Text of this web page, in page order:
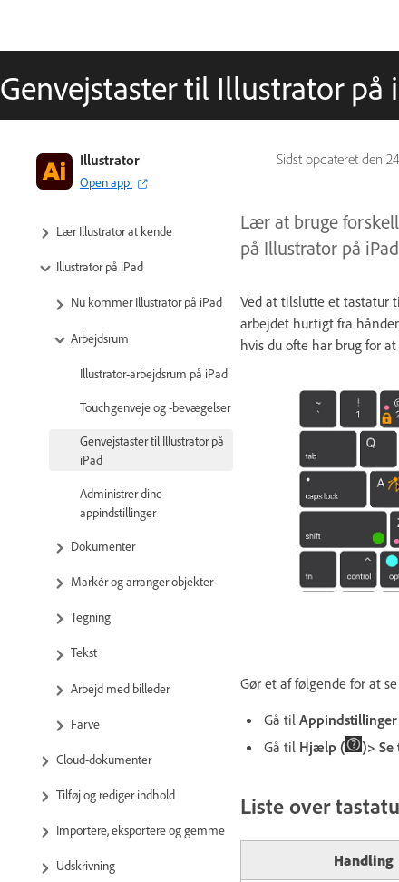
Genvejstaster til Illustrator på
Sidst opdateret den
Illustrator
Open app
Lær Illustrator at kende
Illustrator på iPad
Nu kommer Illustrator på iPad
Arbejdsrum
Illustrator-arbejdsrum på iPad
Touchgenveje og -bevægelser
Genvejstaster til Illustrator på
iPad
Administrer dine
appindstillinger
Dokumenter
Markér og arranger objekter
Tegning
Tekst
Arbejd med billeder
Farve
Cloud-dokumenter
Tilføj og rediger indhold
Importere, eksportere og gemme
Udskrivning
Lær at bruge
på Illustrator på
Ved at tilslutte et tastatur
arbejdet hurtigt fra
hvis du ofte har brug for
Gør et af følgende for at
Gå til
Gå til Hjælp ( )> Se
Liste over
Handling